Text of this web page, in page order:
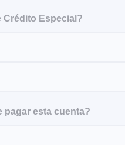
Crédito Especial?
pagar esta cuenta?